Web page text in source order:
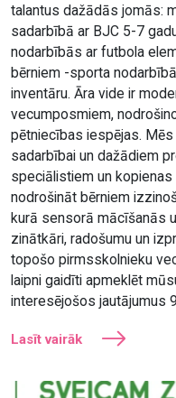
talantus dažādās jomās:
sadarbībā ar BJC 5-7
nodarbībās ar futbola
bērniem -sporta
inventāru. Āra vide ir
vecumposmiem,
pētniecības iespējas.
sadarbībai un dažādiem
speciālistiem un
nodrošināt bērniem
kurā sensorā mācīšanās
zinātkāri, radošumu un
topošo pirmsskolnieku
laipni gaidīti apmeklēt
interesējošos jautājumus
Lasīt vairāk